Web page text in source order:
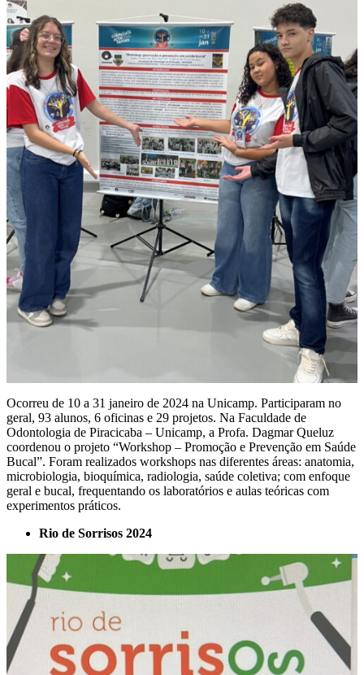
Ocorreu de 10 a 31 janeiro de 2024 na Unicamp. Participaram no
geral, 93 alunos, 6 oficinas e 29 projetos. Na Faculdade de
Odontologia de Piracicaba – Unicamp, a Profa. Dagmar Queluz
coordenou o projeto “Workshop – Promoção e Prevenção em Saúde
Bucal”. Foram realizados workshops nas diferentes áreas: anatomia,
microbiologia, bioquímica, radiologia, saúde coletiva; com enfoque
geral e bucal, frequentando os laboratórios e aulas teóricas com
experimentos práticos.
Rio de Sorrisos 2024